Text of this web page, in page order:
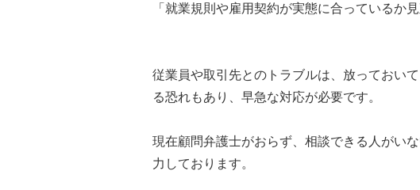
「就業規則や雇用契約が実態に合っているか
従業員や取引先とのトラブルは、放っておい
る恐れもあり、早急な対応が必要です。
現在顧問弁護士がおらず、相談できる人がい
力しております。